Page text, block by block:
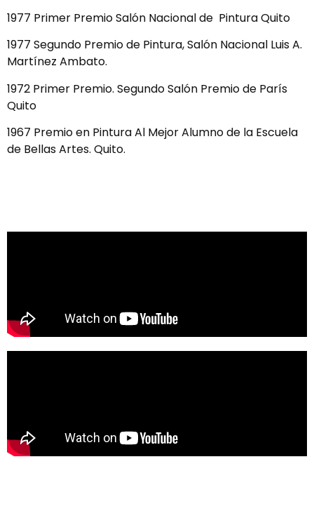
1977 Primer Premio Salón Nacional de Pintura Quito
1977 Segundo Premio de Pintura, Salón Nacional Luis A.
Martínez Ambato.
1972 Primer Premio. Segundo Salón Premio de París
Quito
1967 Premio en Pintura Al Mejor Alumno de la Escuela
de Bellas Artes. Quito.